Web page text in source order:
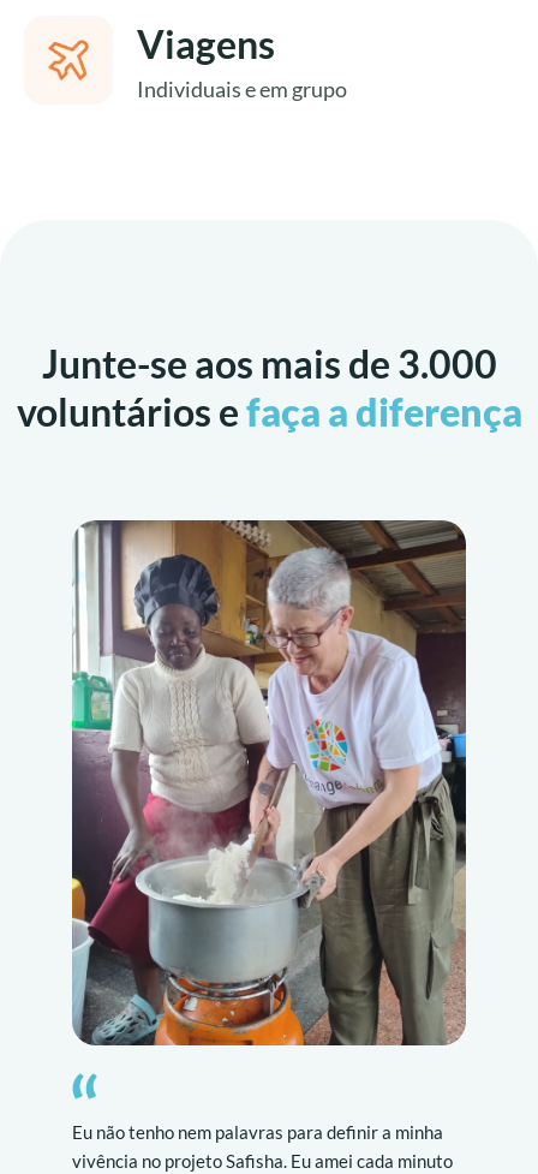
Viagens
Individuais e em grupo
Junte-se aos mais de 3.000
voluntários efaça a diferença
Eu não tenho nem palavras para definir a minha
vivência no projeto Safisha. Eu amei cada minuto